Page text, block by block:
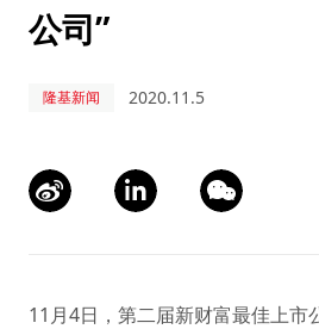
公司”
隆基新闻 2020.11.5
11月4日，第二届新财富最佳上市